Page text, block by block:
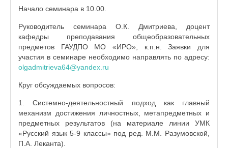
Начало семинара в 10.00.
Руководитель семинара О.К. Дмитриева, доцент
кафедры преподавания общеобразовательных
предметов ГАУДПО МО «ИРО», к.п.н. Заявки для
участия в семинаре необходимо направлять по адресу:
olgadmitrieva64@yandex.ru
Круг обсуждаемых вопросов:
1. Системно-деятельностный подход как главный
механизм достижения личностных, метапредметных и
предметных результатов (на материале линии УМК
«Русский язык 5-9 классы» под ред. М.М. Разумовской,
П.А. Леканта).